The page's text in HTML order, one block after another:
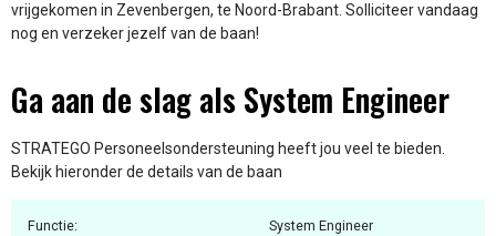
vrijgekomen in Zevenbergen, te Noord-Brabant. Solliciteer vandaag
nog en verzeker jezelf van de baan!
Ga aan de slag als System Engineer
STRATEGO Personeelsondersteuning heeft jou veel te bieden.
Bekijk hieronder de details van de baan
Functie: System Engineer